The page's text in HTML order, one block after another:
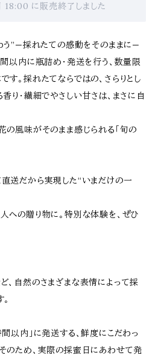
に販売終了しました
う”—採れたての感動をそのままに—
以内に瓶詰め・発送を行う、数量限
。採れたてならではの、さらりとし
り・繊細でやさしい甘さは、まさに自
の風味がそのまま感じられる「旬の
送だから実現した“いまだけの一
への贈り物に。特別な体験を、ぜひ
、自然のさまざまな表情によって採
以内」に発送する、鮮度にこだわっ
のため、実際の採蜜日にあわせて発